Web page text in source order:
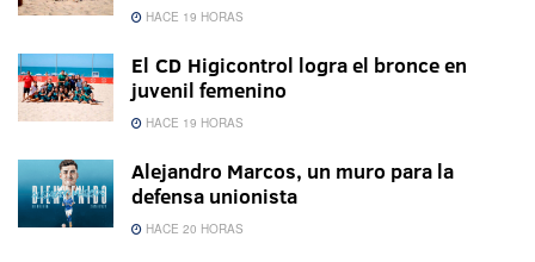
HACE 19 HORAS
El CD Higicontrol logra el bronce en
juvenil femenino
HACE 19 HORAS
Alejandro Marcos, un muro para la
defensa unionista
HACE 20 HORAS